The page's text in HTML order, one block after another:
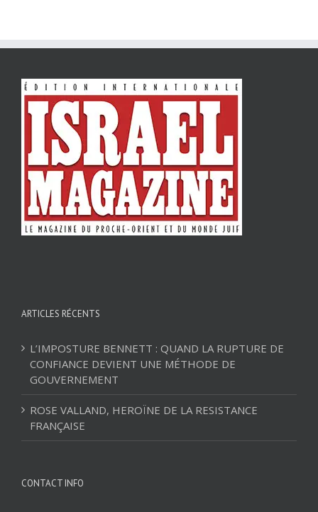
ARTICLES RÉCENTS
L’IMPOSTURE BENNETT : QUAND LA RUPTURE DE
CONFIANCE DEVIENT UNE MÉTHODE DE
GOUVERNEMENT
ROSE VALLAND, HEROÏNE DE LA RESISTANCE
FRANÇAISE
CONTACT INFO